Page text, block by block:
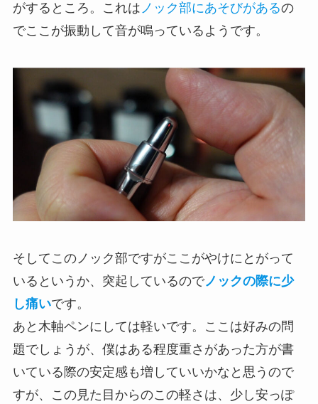
がするところ。これは ノック部にあそびがあるの
でここが振動して音が鳴っているようです。
そしてこのノック部ですがここがやけにとがって
いるというか、突起しているのでノックの際に少
し痛いです。
あと木軸ペンにしては軽いです。ここは好みの問
題でしょうが、僕はある程度重さがあった方が書
いている際の安定感も増していいかなと思うので
すが、この見た目からのこの軽さは、少し安っぽ